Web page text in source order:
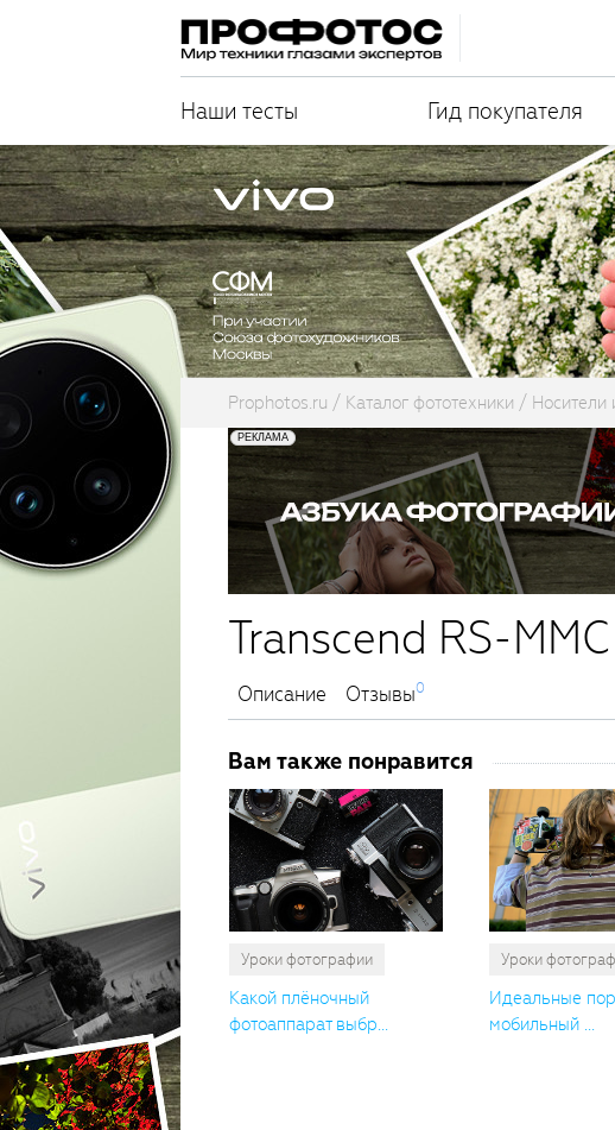
Наши тесты Гид покупателя
Prophotos.ru Каталог фототехники
Transcend RS-
Описание Отзывы0
Вам также понравится
Уроки фотографии
Какой плёночный
фотоаппарат выбр...
Уроки
Идеальные
мобильный ...